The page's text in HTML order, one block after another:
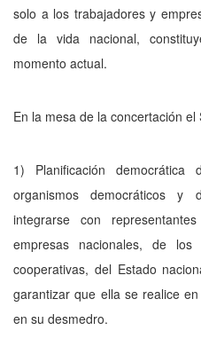
solo a los traba­jadores y
de la vida nacional,
momento actual.
En la mesa de la concertación
1) Planificación
organismos democráticos y
integrarse con
empresas nacionales, de
cooperativas, del Estado
garantizar que ella se realice
en su des­medro.